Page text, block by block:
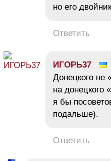
но его
Ответить
ИГОРЬ37
Донецкого не
на донецкого
я бы
подальше).
Ответить